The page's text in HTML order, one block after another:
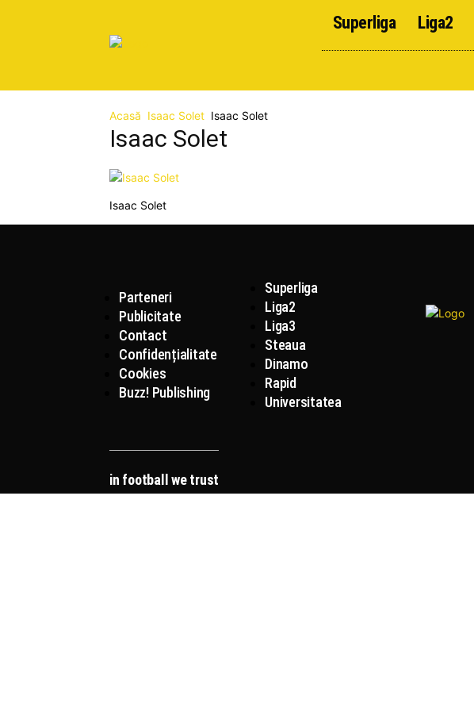
Superliga Liga2
Acasă Isaac Solet Isaac Solet
Isaac Solet
Isaac Solet
Parteneri
Publicitate
Contact
Confidențialitate
Cookies
Buzz! Publishing
Superliga
Liga2
Liga3
Steaua
Dinamo
Rapid
Universitatea
in football we trust